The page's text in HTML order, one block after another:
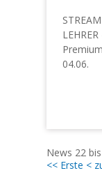
04.06.
News 22
<< Erste <